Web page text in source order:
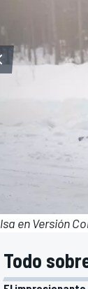
en Versión
Todo